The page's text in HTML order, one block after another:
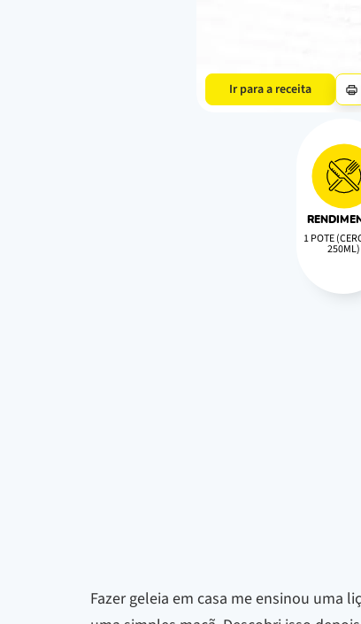
Ir para a receita
1 POTE
250ML)
Fazer geleia em casa me ensinou uma